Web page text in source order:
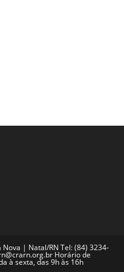
Nova | Natal/RN Tel: (84) 3234-
Horário de
à sexta, das 9h às 16h